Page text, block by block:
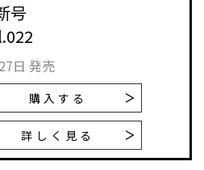
号
日 発売
購入する
詳しく見る